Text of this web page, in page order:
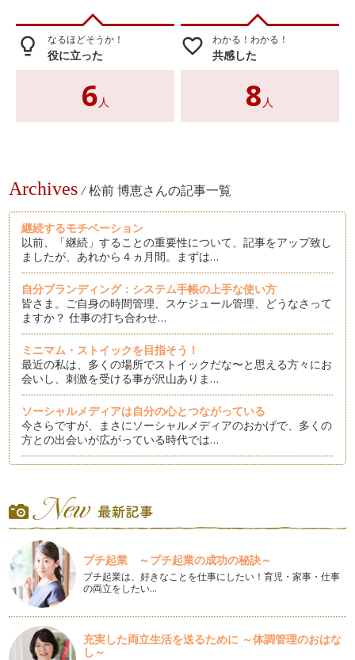
lightbulb_outline なるほどそうか！
役に立った
6 人
favorite_border わかる！わかる！
共感した
8 人
Archives / 松前 博恵さんの記事一覧
継続するモチベーション
以前、「継続」することの重要性について、記事をアップ致し
ましたが、あれから４ヵ月間。まずは…
自分ブランディング：システム手帳の上手な使い方
皆さま。ご自身の時間管理、スケジュール管理、どうなさって
ますか？ 仕事の打ち合わせ…
ミニマム・ストイックを目指そう！
最近の私は、多くの場所でストイックだな〜と思える方々にお
会いし、刺激を受ける事が沢山ありま…
ソーシャルメディアは自分の心とつながっている
今さらですが、まさにソーシャルメディアのおかげで、多くの
方との出会いが広がっている時代では…
ていけば、必ずその先に変化がありま…
ブランディングと共感
「なんのために自分ブランディングが必要なのか？」というこ
とを突き詰めて考えてみると、「人々…
仲の良いご夫婦（ジェネリーノ）を科学する（自分ブランディ
ング）
昨今、「主婦になりたい」と憧れる学生が多いと聞きます。
確かに、主婦は憧れというの…
プチ起業 ～プチ起業の成功の秘訣～
プチ起業は、好きなことを仕事にしたい！育児・家事・仕事
の両立をしたい…
充実した両立生活を送るために ～体調管理のおはな
し～